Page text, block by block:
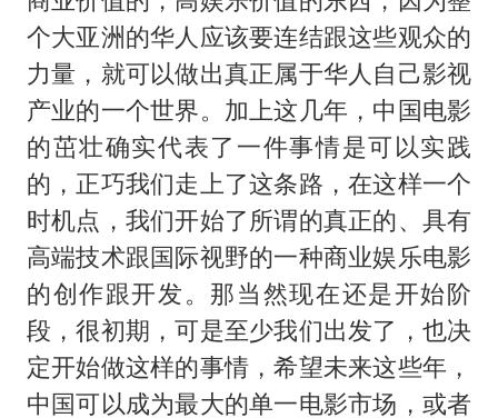
个大亚洲的华人应该要连结跟这些观众的
力量，就可以做出真正属于华人自己影视
产业的一个世界。加上这几年，中国电影
的茁壮确实代表了一件事情是可以实践
的，正巧我们走上了这条路，在这样一个
时机点，我们开始了所谓的真正的、具有
高端技术跟国际视野的一种商业娱乐电影
的创作跟开发。那当然现在还是开始阶
段，很初期，可是至少我们出发了，也决
定开始做这样的事情，希望未来这些年，
中国可以成为最大的单一电影市场，或者